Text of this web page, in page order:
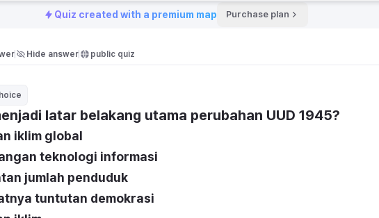
Quiz created with a premium map Purchase plan
Hide answer public quiz
latar belakang utama perubahan UUD 1945?
iklim global
teknologi informasi
jumlah penduduk
tuntutan demokrasi